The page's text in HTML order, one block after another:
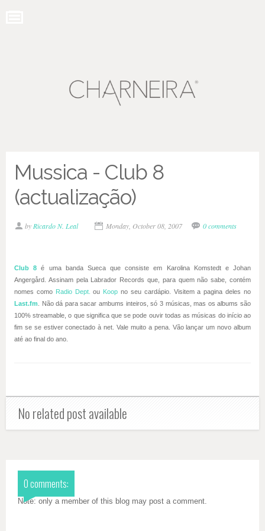
Mussica - Club 8
(actualização)
by Ricardo N. Leal Monday, October 08, 2007 0 comments
Club 8 é uma banda Sueca que consiste em Karolina Komstedt e Johan
Angergård. Assinam pela Labrador Records que, para quem não sabe, contém
nomes como Radio Dept. ou Koop no seu cardápio. Visitem a pagina deles no
Last.fm . Não dá para sacar ambums inteiros, só 3 músicas, mas os albums são
100% streamable, o que significa que se pode ouvir todas as músicas do início ao
fim se se estiver conectado à net. Vale muito a pena. Vão lançar um novo album
até ao final do ano.
No related post available
0 comments:
Note: only a member of this blog may post a comment.